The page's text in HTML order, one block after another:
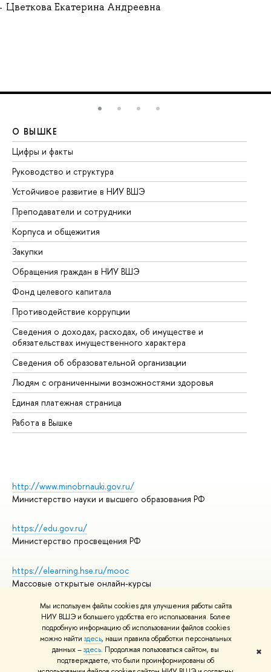
Мы используем файлы cookies для улучшения работы сайта
НИУ ВШЭ и большего удобства его использования. Более
подробную информацию об использовании файлов cookies
можно найти здесь, наши правила обработки персональных
данных –здесь. Продолжая пользоваться сайтом, вы
подтверждаете, что были проинформированы об
✖
Цветкова Екатерина Андреевна
О ВЫШКЕ
Цифры и факты
Руководство и структура
Устойчивое развитие в НИУ ВШЭ
Преподаватели и сотрудники
Корпуса и общежития
Закупки
Обращения граждан в НИУ ВШЭ
Фонд целевого капитала
Противодействие коррупции
Сведения о доходах, расходах, об имуществе и
обязательствах имущественного характера
Сведения об образовательной организации
Людям с ограниченными возможностями здоровья
Единая платежная страница
Работа в Вышке
http://www.minobrnauki.gov.ru/
Министерство науки и высшего образования РФ
https://edu.gov.ru/
Министерство просвещения РФ
https://elearning.hse.ru/mooc
Массовые открытые онлайн-курсы
© НИУ ВШЭ 1993–2026
Адреса и контакты
Условия использования материалов
Политика конфиденциальности